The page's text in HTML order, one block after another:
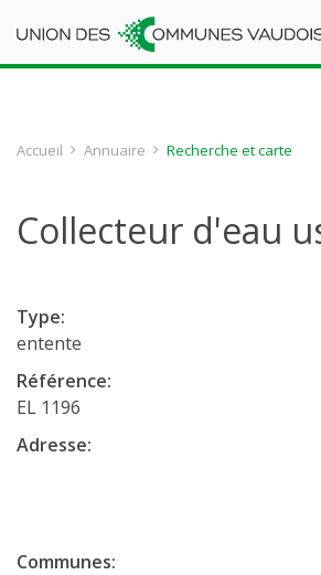
Accueil Annuaire Recherche et carte
Collecteur d'eau
Type:
entente
Référence:
EL 1196
Adresse:
Communes: